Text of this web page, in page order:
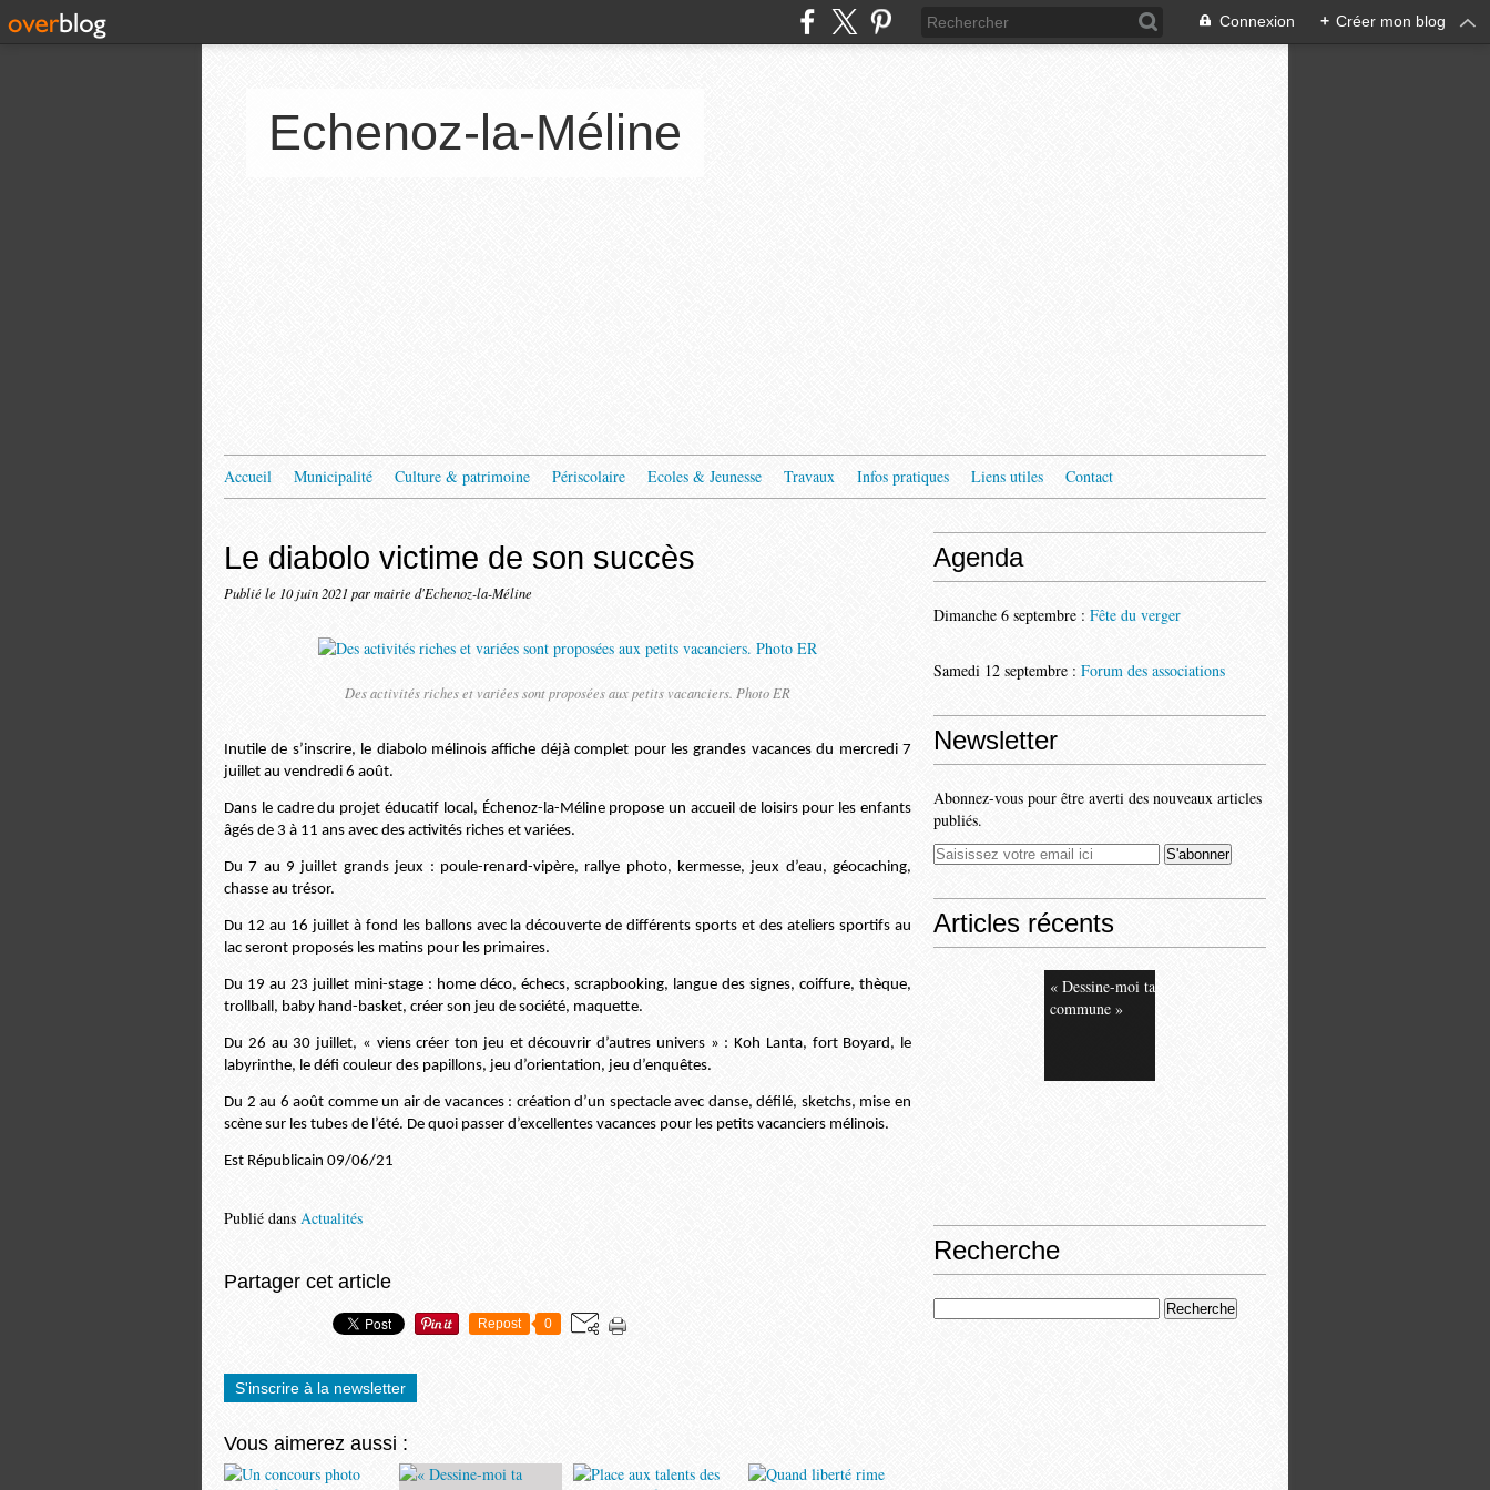
Connexion + Créer mon blog
Echenoz-la-Méline
Accueil Municipalité Culture & patrimoine Périscolaire Ecoles & Jeunesse Travaux Infos pratiques Liens utiles Contact
Le diabolo victime de son succès
Publié le 10 juin 2021par mairie d'Echenoz-la-Méline
Des activités riches et variées sont proposées aux petits vacanciers. Photo ER
Inutile de s’inscrire, le diabolo mélinois affiche déjà complet pour les grandes vacances du mercredi 7
juillet au vendredi 6 août.
Dans le cadre du projet éducatif local, Échenoz-la-Méline propose un accueil de loisirs pour les enfants
âgés de 3 à 11 ans avec des activités riches et variées.
Du 7 au 9 juillet grands jeux : poule-renard-vipère, rallye photo, kermesse, jeux d’eau, géocaching,
chasse au trésor.
Du 12 au 16 juillet à fond les ballons avec la découverte de différents sports et des ateliers sportifs au
lac seront proposés les matins pour les primaires.
Du 19 au 23 juillet mini-stage : home déco, échecs, scrapbooking, langue des signes, coiffure, thèque,
trollball, baby hand-basket, créer son jeu de société, maquette.
Du 26 au 30 juillet, « viens créer ton jeu et découvrir d’autres univers » : Koh Lanta, fort Boyard, le
labyrinthe, le défi couleur des papillons, jeu d’orientation, jeu d’enquêtes.
Du 2 au 6 août comme un air de vacances : création d’un spectacle avec danse, défilé, sketchs, mise en
scène sur les tubes de l’été. De quoi passer d’excellentes vacances pour les petits vacanciers mélinois.
Est Républicain 09/06/21
Publié dans Actualités
Partager cet article
Repost 0
S'inscrire à la newsletter
Vous aimerez aussi :
Agenda
Dimanche 6 septembre : Fête du verger
Samedi 12 septembre : Forum des associations
Newsletter
Abonnez-vous pour être averti des nouveaux articles
publiés.
Articles récents
« Dessine-moi ta
commune »
Recherche